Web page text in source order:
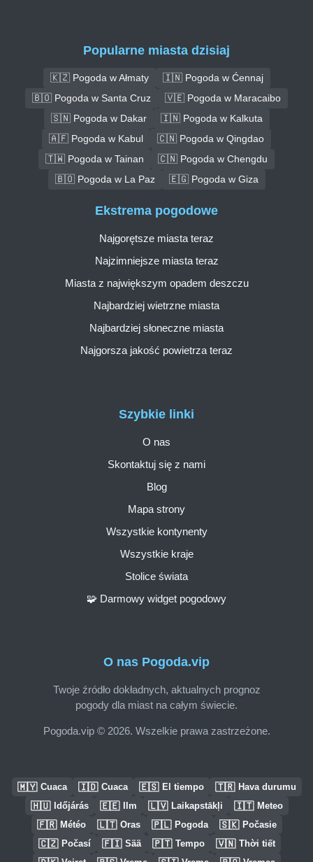
Popularne miasta dzisiaj
🇰🇿 Pogoda w Ałmaty
🇮🇳 Pogoda w Ćennaj
🇧🇴 Pogoda w Santa Cruz
🇻🇪 Pogoda w Maracaibo
🇸🇳 Pogoda w Dakar
🇮🇳 Pogoda w Kalkuta
🇦🇫 Pogoda w Kabul
🇨🇳 Pogoda w Qingdao
🇹🇼 Pogoda w Tainan
🇨🇳 Pogoda w Chengdu
🇧🇴 Pogoda w La Paz
🇪🇬 Pogoda w Giza
O nas Pogoda.vip
Twoje źródło dokładnych, aktualnych prognoz
pogody dla miast na całym świecie.
Pogoda.vip © 2026. Wszelkie prawa zastrzeżone.
Szybkie linki
O nas
Skontaktuj się z nami
Blog
Mapa strony
Wszystkie kontynenty
Wszystkie kraje
Stolice świata
🧩 Darmowy widget pogodowy
Ekstrema pogodowe
Najgorętsze miasta teraz
Najzimniejsze miasta teraz
Miasta z największym opadem deszczu
Najbardziej wietrzne miasta
Najbardziej słoneczne miasta
Najgorsza jakość powietrza teraz
🇲🇾 Cuaca 🇮🇩 Cuaca 🇪🇸 El tiempo 🇹🇷 Hava durumu
🇭🇺 Időjárás 🇪🇪 Ilm 🇱🇻 Laikapstākļi 🇮🇹 Meteo
🇫🇷 Météo 🇱🇹 Oras 🇵🇱 Pogoda 🇸🇰 Počasie
🇨🇿 Počasí 🇫🇮 Sää 🇵🇹 Tempo 🇻🇳 Thời tiết